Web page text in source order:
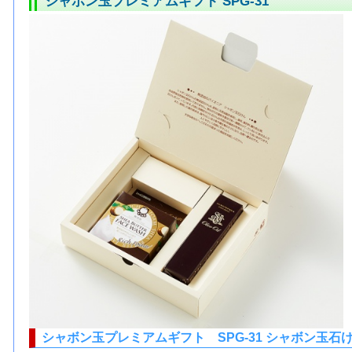
シャボン玉プレミアムギフト SPG-31 シャボン玉石